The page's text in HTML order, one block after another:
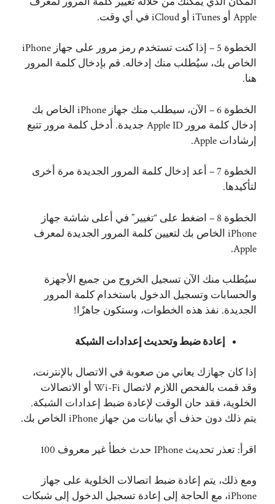
Apple أو iTunes أو iCloud في أي وقت.
الخطوة 5 – إذا كنت تستخدم رمز مرور على جهاز iPhone
الخاص بك، سيُطلب منك إدخاله. قم بإدخال كلمة المرور
هنا.
الخطوة 6 – الآن، سيطلب منك جهاز iPhone الخاص بك
إدخال كلمة مرور Apple ID جديدة. أدخل كلمة مرور تتبع
إرشادات Apple.
الخطوة 7 – أعد إدخال كلمة المرور الجديدة مرة أخرى
لتأكيدها.
الخطوة 8 – اضغط على “تغيير” في أعلى شاشة جهاز
iPhone الخاص بك لتعيين كلمة المرور الجديدة لمعرف
Apple.
سيُطلب منك الآن تسجيل الخروج من جميع الأجهزة
والحسابات وتسجيل الدخول باستخدام كلمة المرور
الجديدة. نفذ هذه الخطوات، وستكون جاهزًا!
إعادة ضبط وتحديث إعدادات الشبكة
إذا كان جهازك يعاني من صعوبة في الاتصال بالإنترنت،
وقد قمت بالفحص اللازم لاتصال Wi-Fi أو الاتصالات
الخلوية، فقد حان الوقت لإعادة ضبط إعدادات الشبكة.
يتم ذلك دون حذف أي بيانات من جهاز iPhone الخاص بك.
اقرأ: تعذر تحديث IPhone حدث خطأ غير معروف 100
ومع ذلك، يتم إعادة ضبط اتصالات الخلوية على جهاز
iPhone، مع الحاجة إلى إعادة تسجيل الدخول إلى شبكات